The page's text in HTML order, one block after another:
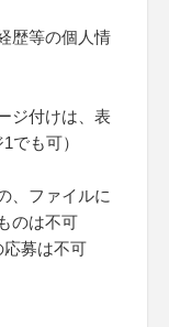
歴等の個人情
ジ付けは、表
でも可）
、ファイルに
のは不可
募は不可